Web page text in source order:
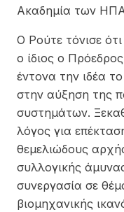
Ακαδημία των
Ο Ρούτε τόνισε
ο ίδιος ο
έντονα την ιδέα
στην αύξηση της
συστημάτων.
λόγος για
θεμελιώδους
συλλογικής
συνεργασία σε
βιομηχανικής